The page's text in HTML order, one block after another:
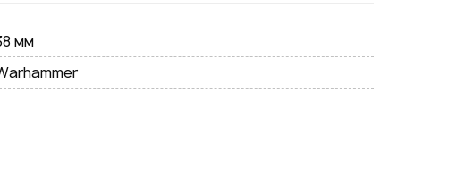
мм
Подписаться на новые
возможности